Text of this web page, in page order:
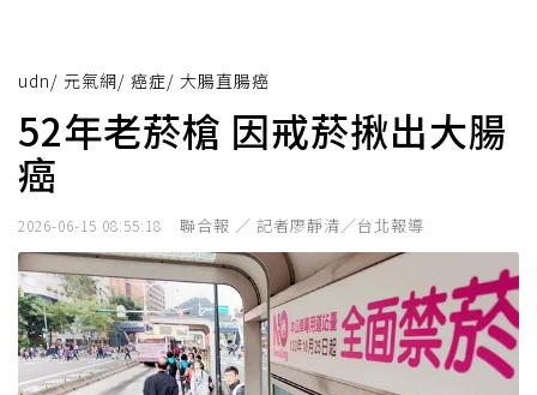
udn/ 元氣網/ 癌症/ 大腸直腸癌
52年老菸槍 因戒菸揪出大腸
癌
2026-06-15 08:55:18 聯合報 ／ 記者廖靜清／台北報導